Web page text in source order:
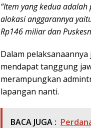
“Item yang kedua
alokasi anggarannya
Rp146 miliar dan
Dalam
mendapat tanggung
merampungkan
lapangan nanti.
BACA JUGA :